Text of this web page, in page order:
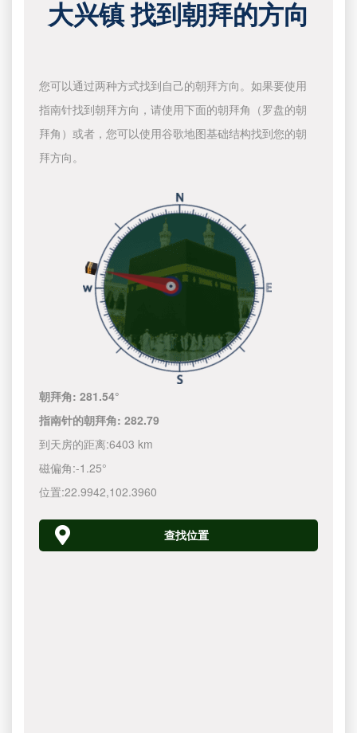
大兴镇 找到朝拜的方向
您可以通过两种方式找到自己的朝拜方向。如果要使用
指南针找到朝拜方向，请使用下面的朝拜角（罗盘的朝
拜角）或者，您可以使用谷歌地图基础结构找到您的朝
拜方向。
朝拜角:281.54°
指南针的朝拜角:282.79
到天房的距离:6403 km
磁偏角:-1.25°
位置:22.9942,102.3960
查找位置